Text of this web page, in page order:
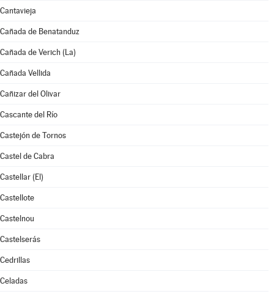
Cantavieja
Cañada de Benatanduz
Cañada de Verich (La)
Cañada Vellida
Cañizar del Olivar
Cascante del Río
Castejón de Tornos
Castel de Cabra
Castellar (El)
Castellote
Castelnou
Castelserás
Cedrillas
Celadas